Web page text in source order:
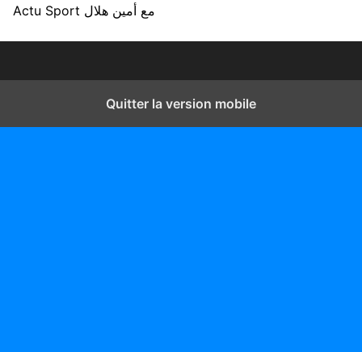
Actu Sport مع أمين هلال
Quitter la version mobile